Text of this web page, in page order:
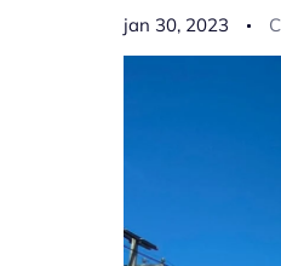
jan 30, 2023